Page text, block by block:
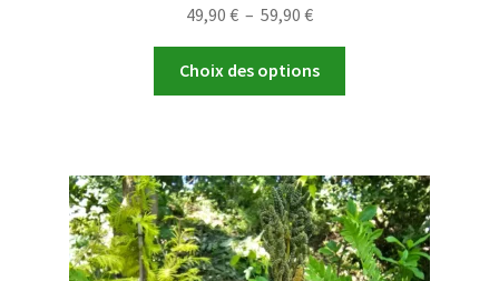
49,90 € – 59,90 €Plage
prix :
49,90 €
Choix des options
Les
options
peuvent